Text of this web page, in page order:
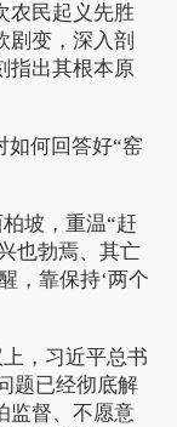
农民起义先胜
剧变，深入剖
指出其根本原
如何回答好“窑
坡，重温“赶
也勃焉、其亡
，靠保持‘两个
，习近平总书
题已经彻底解
监督、不愿意